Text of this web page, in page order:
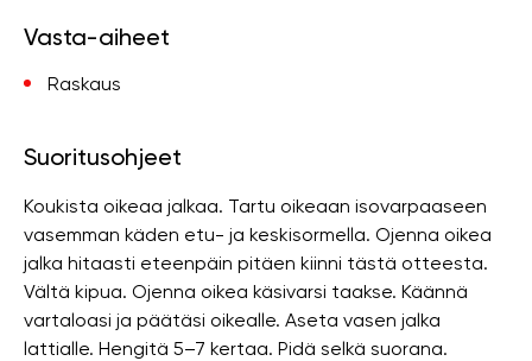
Vasta-aiheet
Raskaus
Suoritusohjeet
Koukista oikeaa jalkaa. Tartu oikeaan isovarpaaseen
vasemman käden etu- ja keskisormella. Ojenna oikea
jalka hitaasti eteenpäin pitäen kiinni tästä otteesta.
Vältä kipua. Ojenna oikea käsivarsi taakse. Käännä
vartaloasi ja päätäsi oikealle. Aseta vasen jalka
lattialle. Hengitä 5–7 kertaa. Pidä selkä suorana.